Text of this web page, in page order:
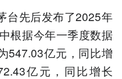
台先后发布了2025年
根据今年一季度数据
547.03亿元，同比增
亿元，同比增长